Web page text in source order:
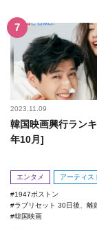
2023.11.09
韓国映画興行ラン
年10月]
エンタメ アーティス
1947ボストン
ラブリセット 30日後、離
韓国映画